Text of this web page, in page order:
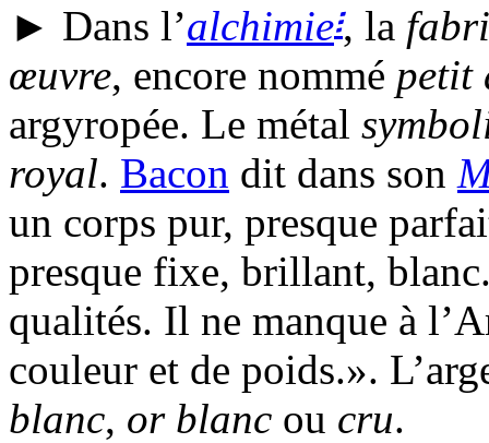
► Dans l’alchimie፧, la
œuvre, encore nommé petit
argyropée. Le métal
royal. Bacon dit dans son
un corps pur, presque
presque fixe, brillant,
qualités. Il ne manque à
couleur et de poids. .
blanc, or blanc ou cru.